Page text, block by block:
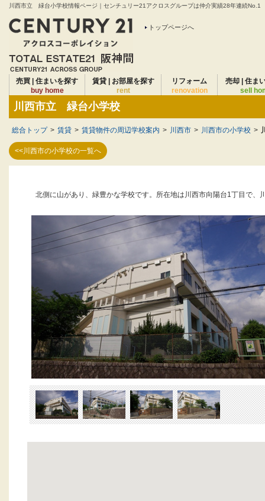
川西市立 緑台小学校情報ページ｜センチュリー21アクロスグループは仲介実績28年連続No.1
トップページへ
売買 | 住まいを探す
buy home
賃貸 | お部屋を探す
rent
リフォーム
renovation
売却 | 住ま
sell
川西市立 緑台小学校
総合トップ > 賃貸 > 賃貸物件の周辺学校案内 > 川西市 > 川西市の小学校 >
<<川西市の小学校の一覧へ
北側に山があり、緑豊かな学校です。所在地は川西市向陽台1丁目で